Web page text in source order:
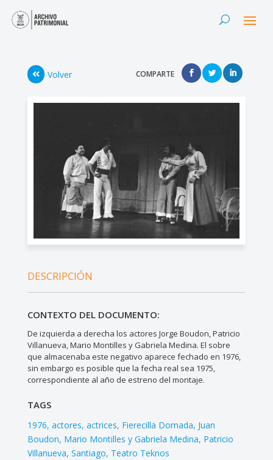
Volver COMPARTE
DESCRIPCIÓN
CONTEXTO DEL DOCUMENTO:
De izquierda a derecha los actores Jorge Boudon, Patricio
Villanueva, Mario Montilles y Gabriela Medina. El sobre
que almacenaba este negativo aparece fechado en 1976,
sin embargo es posible que la fecha real sea 1975,
correspondiente al año de estreno del montaje.
TAGS
1976 actores actrices Fierecilla Domada Juan
Boudon Mario Montilles y Gabriela Medina Patricio
Villanueva Santiago Teatro Teknos